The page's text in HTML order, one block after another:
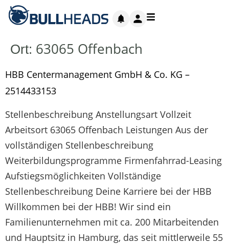
Ort: 63065 Offenbach
HBB Centermanagement GmbH & Co. KG –
2514433153
Stellenbeschreibung Anstellungsart Vollzeit
Arbeitsort 63065 Offenbach Leistungen Aus der
vollständigen Stellenbeschreibung
Weiterbildungsprogramme Firmenfahrrad-Leasing
Aufstiegsmöglichkeiten Vollständige
Stellenbeschreibung Deine Karriere bei der HBB
Willkommen bei der HBB! Wir sind ein
Familienunternehmen mit ca. 200 Mitarbeitenden
und Hauptsitz in Hamburg, das seit mittlerweile 55